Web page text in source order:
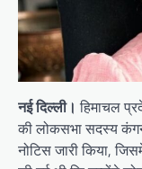
नई दिल्ली। हिमाचल
की लोकसभा सदस्य
नोटिस जारी किया,